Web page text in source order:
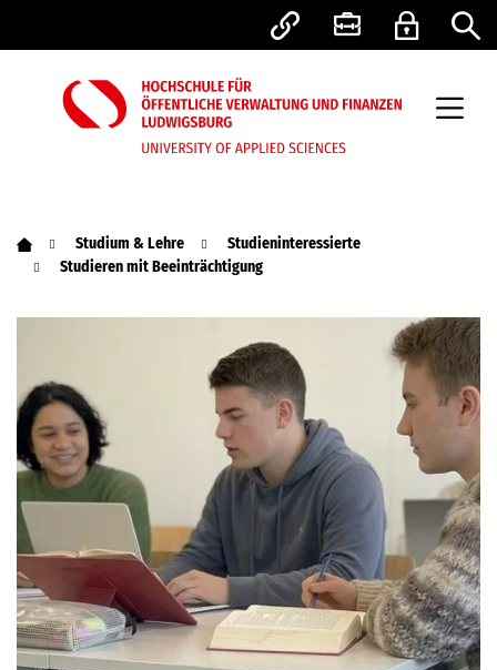
Studium & Lehre
Studieninteressierte
Studieren mit Beeinträchtigung